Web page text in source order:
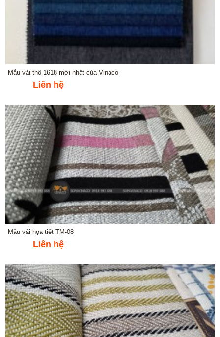
Mẫu vải thô 1618 mới nhất của Vinaco
Liên hệ
Mẫu vải họa tiết TM-08
Liên hệ